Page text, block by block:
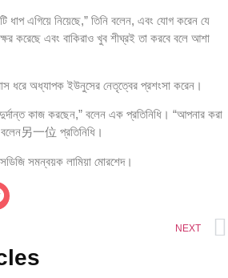
ধাপ এগিয়ে নিয়েছে,” তিনি বলেন, এবং যোগ করেন যে
করেছে এবং বাকিরাও খুব শীঘ্রই তা করবে বলে আশা
ধরে অধ্যাপক ইউনুসের নেতৃত্বের প্রশংসা করেন।
কাজ করছেন,” বলেন এক প্রতিনিধি। “আপনার করা
বলেন另一位 প্রতিনিধি।
সমন্বয়ক লামিয়া মোরশেদ।
NEXT